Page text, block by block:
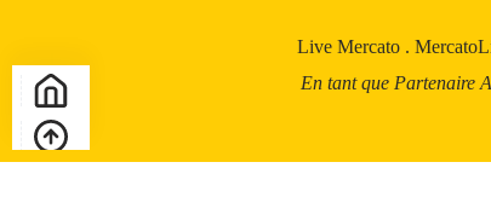
Live Mercato .
En tant que Partenaire